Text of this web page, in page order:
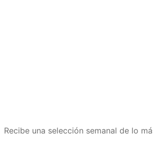
Recibe una selección semanal de lo